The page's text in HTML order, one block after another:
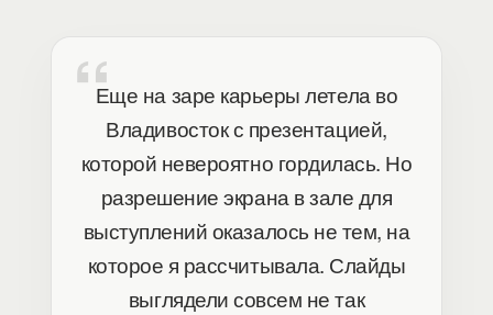
Еще на заре карьеры летела во
Владивосток с презентацией,
которой невероятно гордилась. Но
разрешение экрана в зале для
выступлений оказалось не тем, на
которое я рассчитывала. Слайды
выглядели совсем не так